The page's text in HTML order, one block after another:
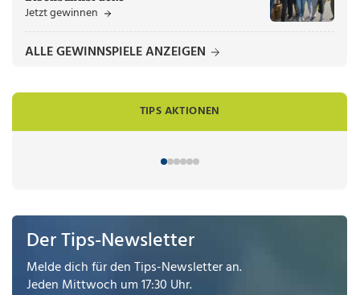
Jetzt gewinnen
ALLE GEWINNSPIELE ANZEIGEN
TIPS AKTIONEN
Der Tips-Newsletter
Melde dich für den Tips-Newsletter an.
Jeden Mittwoch um 17:30 Uhr.